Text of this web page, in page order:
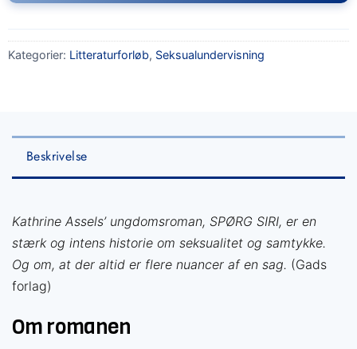
Kategorier: Litteraturforløb, Seksualundervisning
Beskrivelse
Kathrine Assels’ ungdomsroman, SPØRG SIRI, er en
stærk og intens historie om seksualitet og samtykke.
Og om, at der altid er flere nuancer af en sag. (Gads
forlag)
Om romanen